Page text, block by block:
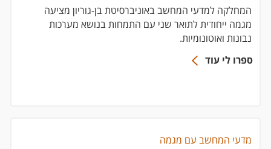
המחלקה למדעי המחשב באוניברסיטת בן-גוריון מציעה
מגמה ייחודית לתואר שני עם התמחות בנושא מערכות
נבונות ואוטונומיות.
ספרו לי עוד
מדעי המחשב עם מגמה